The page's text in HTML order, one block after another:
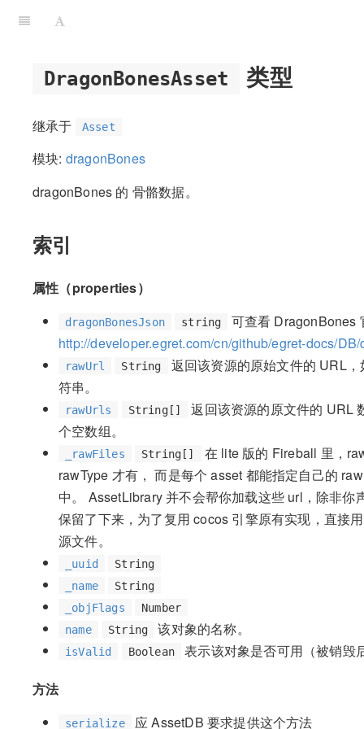
DragonBonesAsset 类型
继承于 Asset
模块: dragonBones
dragonBones 的 骨骼数据。
索引
属性（properties）
dragonBonesJson string
可查看 DragonBones
http://developer.egret.com/cn/github/egret-docs/
rawUrl String
返回该资源的原始文件的 URL
符串。
rawUrls String[]
返回该资源的原文件的 URL
个空数组。
_rawFiles String[]
在 lite 版的 Fireball 里，
rawType 才有， 而是每个 asset 都能指定自己的
中。 AssetLibrary 并不会帮你加载这些 url，除非
保留了下来，为了复用 cocos 引擎原有实现，直接
源文件。
_uuid
String
_name
String
_objFlags
Number
name
String 该对象的名称。
isValid Boolean 表示该对象是否可用（被销毁
方法
serialize 应 AssetDB 要求提供这个方法